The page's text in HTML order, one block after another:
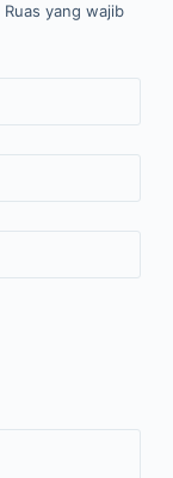
Ruas yang wajib